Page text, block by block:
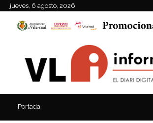
jueves, 6 agosto, 2026
Portada